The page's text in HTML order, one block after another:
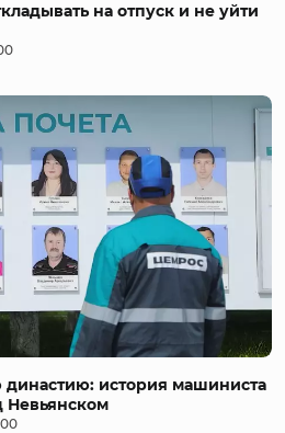
на отпуск и не уйти
история машиниста
Невьянском